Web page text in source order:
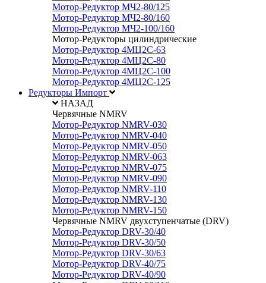
Мотор-Редуктор МЧ2-80/125
Мотор-Редуктор МЧ2-80/160
Мотор-Редуктор МЧ2-100/160
Мотор-Редукторы цилиндрические
Мотор-Редуктор 4МЦ2С-63
Мотор-Редуктор 4МЦ2С-80
Мотор-Редуктор 4МЦ2С-100
Мотор-Редуктор 4МЦ2С-125
Редукторы Импорт
НАЗАД
Червячные NMRV
Мотор-Редуктор NMRV-030
Мотор-Редуктор NMRV-040
Мотор-Редуктор NMRV-050
Мотор-Редуктор NMRV-063
Мотор-Редуктор NMRV-075
Мотор-Редуктор NMRV-090
Мотор-Редуктор NMRV-110
Мотор-Редуктор NMRV-130
Мотор-Редуктор NMRV-150
Червячные NMRV двухступенчатые (DRV)
Мотор-Редуктор DRV-30/40
Мотор-Редуктор DRV-30/50
Мотор-Редуктор DRV-30/63
Мотор-Редуктор DRV-40/75
Мотор-Редуктор DRV-40/90